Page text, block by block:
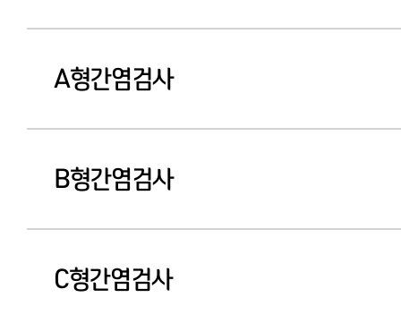
A형간염검사
B형간염검사
C형간염검사